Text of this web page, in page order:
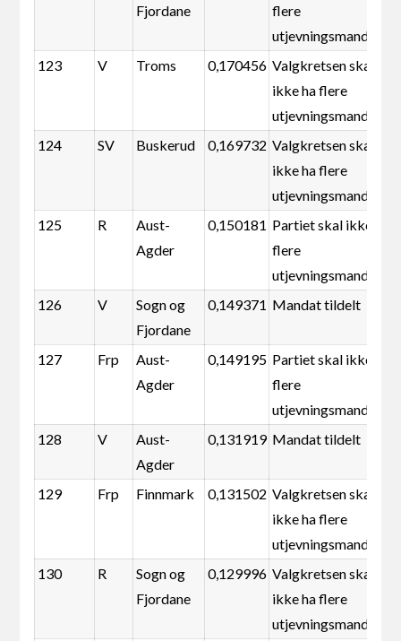
Fjordane
flere
utjevningsmandater
123
V Troms 0,170456 Valgkretsen skal
ikke ha flere
utjevningsmandater
124
SV Buskerud 0,169732 Valgkretsen skal
ikke ha flere
utjevningsmandater
125
R
Aust-
Agder
0,150181 Partiet skal ikke ha
flere
utjevningsmandater
126
V
Sogn og
Fjordane
0,149371 Mandat tildelt
127 Frp
Aust-
Agder
0,149195 Partiet skal ikke ha
flere
utjevningsmandater
128
V
Aust-
Agder
0,131919 Mandat tildelt
129 Frp Finnmark 0,131502 Valgkretsen skal
ikke ha flere
utjevningsmandater
130
R
Sogn og
Fjordane
0,129996 Valgkretsen skal
ikke ha flere
utjevningsmandater